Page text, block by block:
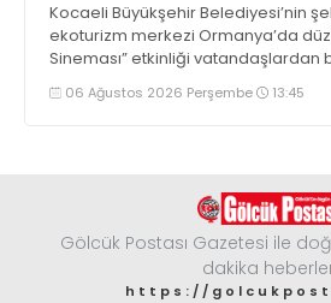
Kocaeli Büyükşehir Belediyesi’nin
ekoturizm merkezi Ormanya’da
Sineması” etkinliği vatandaşlardan
06 Ağustos 2026 Perşembe 13:45
Gölcük Postası Gazetesi ile
dakika
https://